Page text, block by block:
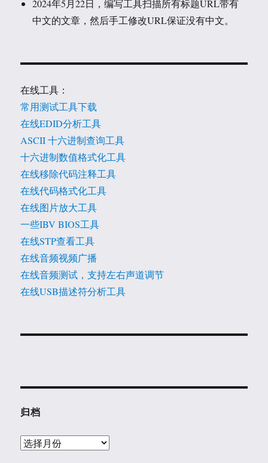
2024年5月22日，编写工具扫描所有标题URL带有
中文的文章，然后手工修改URL保证没有中文。
在线工具：
常用测试工具下载
在线EDID分析工具
ASCII 十六进制查询工具
十六进制数值格式化工具
在线移除代码注释工具
在线代码格式化工具
在线图片放大工具
一些IBV BIOS工具
在线STP查看工具
在线音频视频广播
在线音频测试，支持左右声道调节
在线USB描述符分析工具
归档
归